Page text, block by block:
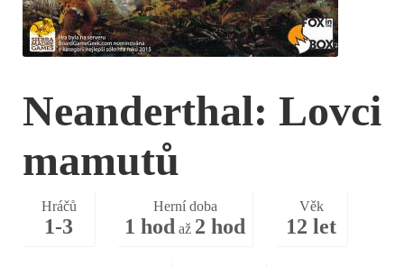
Neanderthal: Lovci
mamutů
Hráčů
1-3
Herní doba
1 hod až 2 hod
Věk
12 let